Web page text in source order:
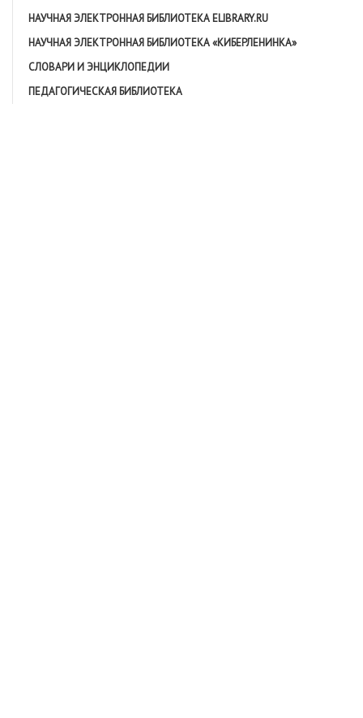
НАУЧНАЯ ЭЛЕКТРОННАЯ БИБЛИОТЕКА ELIBRARY.RU
НАУЧНАЯ ЭЛЕКТРОННАЯ БИБЛИОТЕКА «КИБЕРЛЕНИНКА»
СЛОВАРИ И ЭНЦИКЛОПЕДИИ
ПЕДАГОГИЧЕСКАЯ БИБЛИОТЕКА